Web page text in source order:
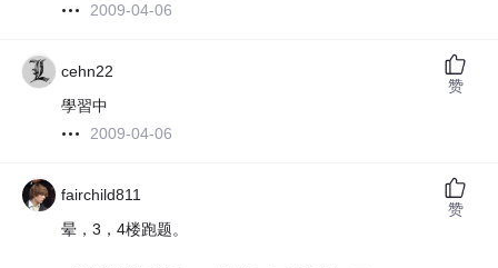
2009-04-06
cehn22
學習中
2009-04-06
赞
fairchild811
晕，3，4楼跑题。
赞